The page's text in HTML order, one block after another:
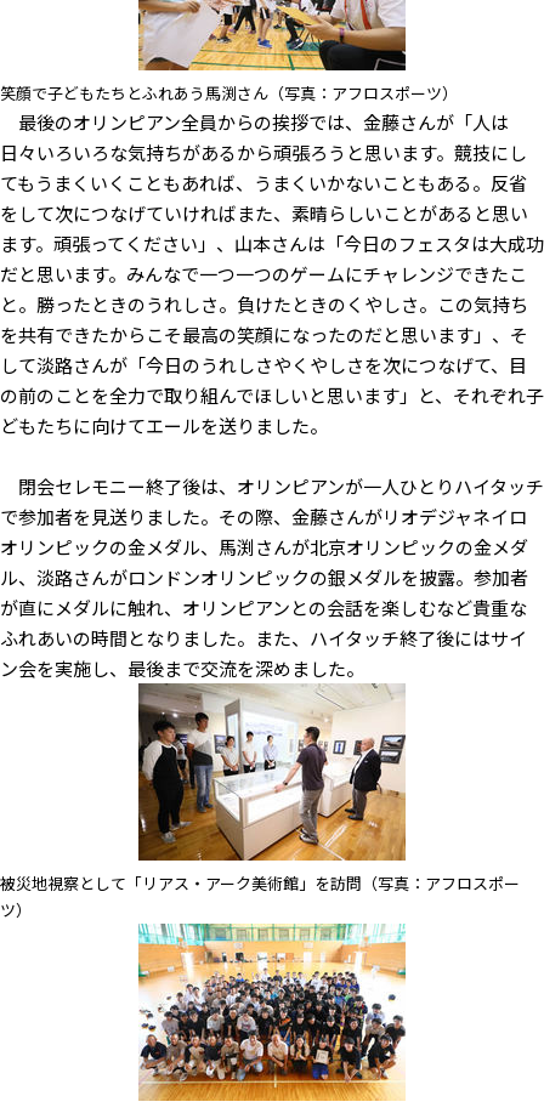
笑顔で子どもたちとふれあう馬渕さん（写真：アフロスポーツ）
最後のオリンピアン全員からの挨拶では、金藤さんが「人は
日々いろいろな気持ちがあるから頑張ろうと思います。競技にし
てもうまくいくこともあれば、うまくいかないこともある。反省
をして次につなげていければまた、素晴らしいことがあると思い
ます。頑張ってください」、山本さんは「今日のフェスタは大成功
だと思います。みんなで一つ一つのゲームにチャレンジできたこ
と。勝ったときのうれしさ。負けたときのくやしさ。この気持ち
を共有できたからこそ最高の笑顔になったのだと思います」、そ
して淡路さんが「今日のうれしさやくやしさを次につなげて、目
の前のことを全力で取り組んでほしいと思います」と、それぞれ子
どもたちに向けてエールを送りました。
閉会セレモニー終了後は、オリンピアンが一人ひとりハイタッチ
で参加者を見送りました。その際、金藤さんがリオデジャネイロ
オリンピックの金メダル、馬渕さんが北京オリンピックの金メダ
ル、淡路さんがロンドンオリンピックの銀メダルを披露。参加者
が直にメダルに触れ、オリンピアンとの会話を楽しむなど貴重な
ふれあいの時間となりました。また、ハイタッチ終了後にはサイ
ン会を実施し、最後まで交流を深めました。
被災地視察として「リアス・アーク美術館」を訪問（写真：アフロスポー
ツ）